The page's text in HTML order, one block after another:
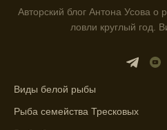
приложении
места для рыбалки.
фаз и погодных
Узнайте
Авторский блог Антона Усова
ловли круглый год.
Виды белой рыбы
Рыба семейства Тресковых